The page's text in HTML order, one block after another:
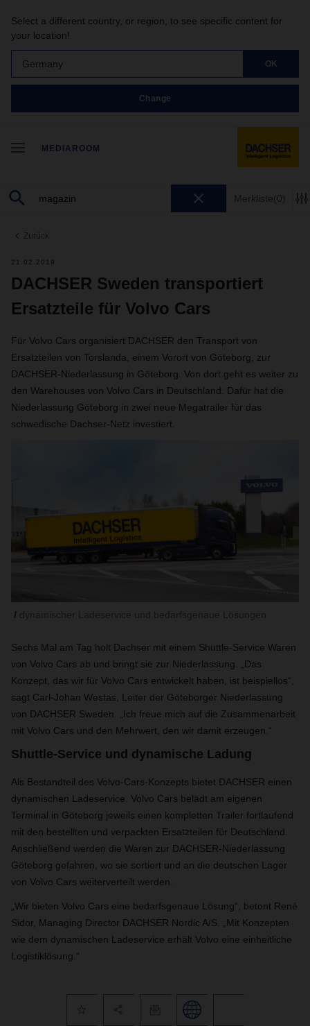
Select a different country, or region, to see specific content for
your location!
Germany OK
Change
MEDIAROOM
Merkliste(0)
Zurück
21.02.2019
DACHSER Sweden transportiert
Ersatzteile für Volvo Cars
Für Volvo Cars organisiert DACHSER den Transport von
Ersatzteilen von Torslanda, einem Vorort von Göteborg, zur
DACHSER-Niederlassung in Göteborg. Von dort geht es weiter zu
den Warehouses von Volvo Cars in Deutschland. Dafür hat die
Niederlassung Göteborg in zwei neue Megatrailer für das
schwedische Dachser-Netz investiert.
Sechs Mal am Tag holt Dachser mit einem Shuttle-Service Waren
von Volvo Cars ab und bringt sie zur Niederlassung. „Das
Konzept, das wir für Volvo Cars entwickelt haben, ist beispiellos“,
sagt Carl-Johan Westas, Leiter der Göteborger Niederlassung
von DACHSER Sweden. „Ich freue mich auf die Zusammenarbeit
mit Volvo Cars und den Mehrwert, den wir damit erzeugen.“
Shuttle-Service und dynamische Ladung
Als Bestandteil des Volvo-Cars-Konzepts bietet DACHSER einen
dynamischen Ladeservice. Volvo Cars belädt am eigenen
Terminal in Göteborg jeweils einen kompletten Trailer fortlaufend
mit den bestellten und verpackten Ersatzteilen für Deutschland.
Anschließend werden die Waren zur DACHSER-Niederlassung
Göteborg gefahren, wo sie sortiert und an die deutschen Lager
von Volvo Cars weiterverteilt werden.
„Wir bieten Volvo Cars eine bedarfsgenaue Lösung“, betont René
Sidor, Managing Director DACHSER Nordic A/S. „Mit Konzepten
wie dem dynamischen Ladeservice erhält Volvo eine einheitliche
Logistiklösung.“